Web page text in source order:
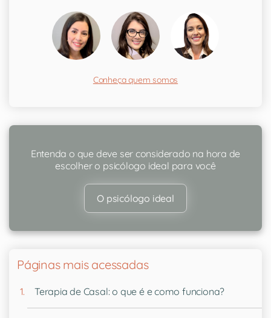
Conheça quem somos
Entenda o que deve ser considerado na hora de
escolher o psicólogo ideal para você
O psicólogo ideal
Páginas mais acessadas
Terapia de Casal: o que é e como funciona?